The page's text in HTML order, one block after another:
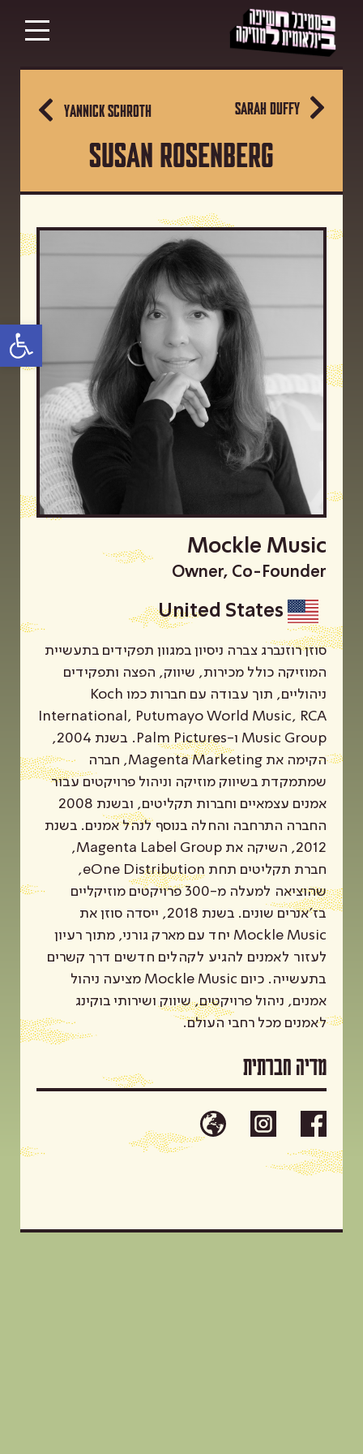
פתח סרגל נגישות
SARAH DUFFY
SUSAN ROSENBERG
YANNICK SCHROTH
Mockle Music
Owner, Co-Founder
United States
סוזן רוזנברג צברה ניסיון במגוון תפקידים בתעשיית
המוזיקה כולל מכירות, שיווק, הפצה ותפקידים
ניהוליים, תוך עבודה עם חברות כמו Koch
International, Putumayo World Music, RCA
Music Group ו-Palm Pictures. בשנת 2004,
הקימה את Magenta Marketing, חברה
שמתמקדת בשיווק מוזיקה וניהול פרויקטים עבור
אמנים עצמאיים וחברות תקליטים, ובשנת 2008
החברה התרחבה והחלה בנוסף לנהל אמנים. בשנת
2012, השיקה את Magenta Label Group,
חברת תקליטים תחת eOne Distribution,
שהוציאה למעלה מ-300 פרויקטים מוזיקליים
בז'אנרים שונים. בשנת 2018, ייסדה סוזן את
Mockle Music יחד עם מארק גורני, מתוך רעיון
לעזור לאמנים להגיע לקהלים חדשים דרך קשרים
בתעשייה. כיום Mockle Music מציעה ניהול
אמנים, ניהול פרויקטים, שיווק ושירותי בוקינג
לאמנים מכל רחבי העולם.
מדיה חברתית